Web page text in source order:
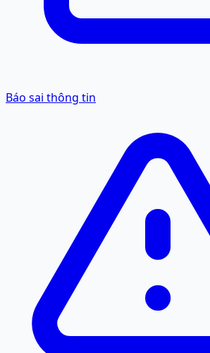
Báo sai thông tin